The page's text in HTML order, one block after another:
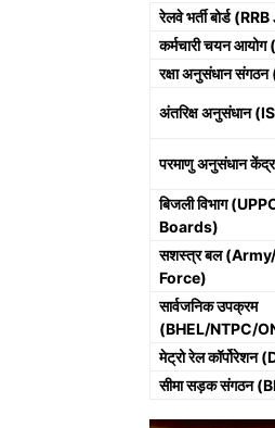
रेलवे भर्ती बोर्ड
कर्मचारी चयन
रक्षा अनुसंधान
अंतरिक्ष अनुसंधान
परमाणु अनुसंधान
बिजली विभाग
Boards)
सशस्त्र बल
Force)
सार्वजनिक उपक्रम
(BHEL/NTPC/
मेट्रो रेल कॉर्पोरेशन
सीमा सड़क संगठन